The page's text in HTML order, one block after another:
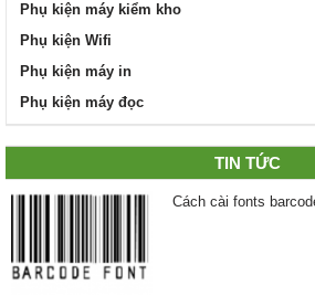
Phụ kiện máy kiểm kho
Phụ kiện Wifi
Phụ kiện máy in
Phụ kiện máy đọc
TIN TỨC
Cách cài fonts